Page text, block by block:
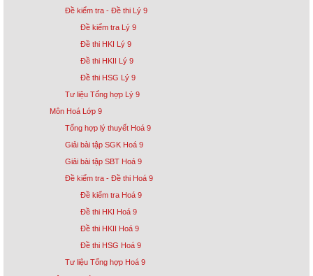
Đề kiểm tra - Đề thi Lý 9
Đề kiểm tra Lý 9
Đề thi HKI Lý 9
Đề thi HKII Lý 9
Đề thi HSG Lý 9
Tư liệu Tổng hợp Lý 9
Môn Hoá Lớp 9
Tổng hợp lý thuyết Hoá 9
Giải bài tập SGK Hoá 9
Giải bài tập SBT Hoá 9
Đề kiểm tra - Đề thi Hoá 9
Đề kiểm tra Hoá 9
Đề thi HKI Hoá 9
Đề thi HKII Hoá 9
Đề thi HSG Hoá 9
Tư liệu Tổng hợp Hoá 9